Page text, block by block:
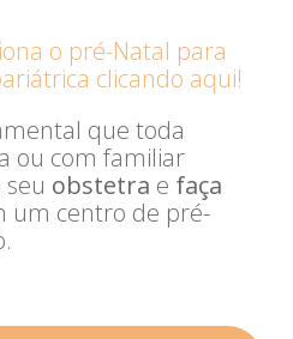
o pré-Natal para
clicando aqui!
que toda
ou com familiar
obstetra e faça
um centro de pré-